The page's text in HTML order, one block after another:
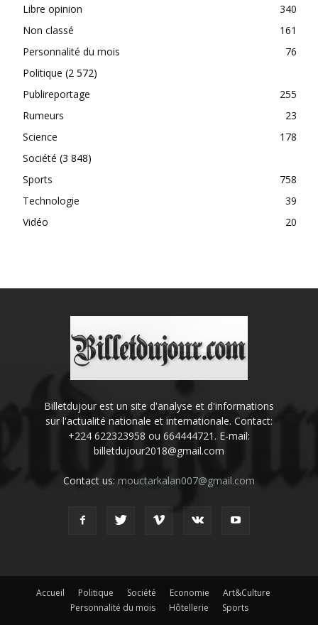
Libre opinion
340
Non classé
161
Personnalité du mois
76
Politique (2 572)
Publireportage
255
Rumeurs
23
Science
178
Société (3 848)
Sports
758
Technologie
39
Vidéo
20
Billetdujour est un site d'analyse et d'informations
sur l'actualité nationale et internationale. Contact:
+224 622323958 ou 664444721. E-mail:
billetdujour2018@gmail.com
Contact us: mouctarkalan007@gmail.com
Accueil Politique Société Economie
Art&Culture
Personnalité du mois
Hôtellerie Sports